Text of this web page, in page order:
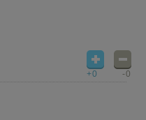
+0 -0